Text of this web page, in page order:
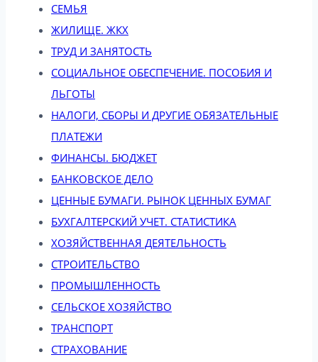
СЕМЬЯ
ЖИЛИЩЕ. ЖКХ
ТРУД И ЗАНЯТОСТЬ
СОЦИАЛЬНОЕ ОБЕСПЕЧЕНИЕ. ПОСОБИЯ И
ЛЬГОТЫ
НАЛОГИ, СБОРЫ И ДРУГИЕ ОБЯЗАТЕЛЬНЫЕ
ПЛАТЕЖИ
ФИНАНСЫ. БЮДЖЕТ
БАНКОВСКОЕ ДЕЛО
ЦЕННЫЕ БУМАГИ. РЫНОК ЦЕННЫХ БУМАГ
БУХГАЛТЕРСКИЙ УЧЕТ. СТАТИСТИКА
ХОЗЯЙСТВЕННАЯ ДЕЯТЕЛЬНОСТЬ
СТРОИТЕЛЬСТВО
ПРОМЫШЛЕННОСТЬ
СЕЛЬСКОЕ ХОЗЯЙСТВО
ТРАНСПОРТ
СТРАХОВАНИЕ